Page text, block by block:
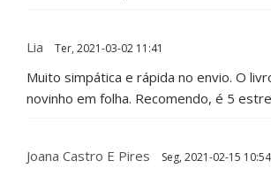
Lia Ter, 2021-03-02 11:41
Muito simpática e rápida no envio. O
novinho em folha. Recomendo, é 5
Joana Castro E Pires Seg, 2021-02-15 10:54